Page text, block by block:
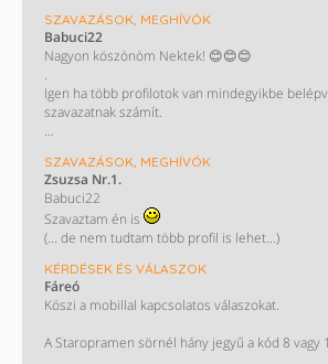
SZAVAZÁSOK, MEGHÍVÓK
Babuci22
Nagyon köszönöm Nektek! 😊😊😊
.
Igen ha több profilotok van mindegyikbe
szavazatnak számít.
/ Most nem műkszik a screvo oldal de majd
SZAVAZÁSOK, MEGHÍVÓK
Zsuzsa Nr.1.
Babuci22
Szavaztam én is
(... de nem tudtam több profil is lehet...)
KÉRDÉSEK ÉS VÁLASZOK
Fáreó
Köszi a mobillal kapcsolatos válaszokat.
A Staropramen sörnél hány jegyű a kód 8 vagy